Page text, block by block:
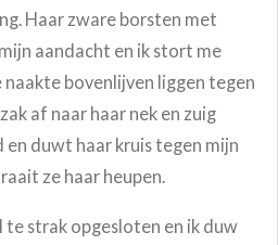
Haar zware borsten met
aandacht en ik stort me
naakte bovenlijven liggen tegen
af naar haar nek en zuig
en duwt haar kruis tegen mijn
ze haar heupen.
te strak opgesloten en ik duw